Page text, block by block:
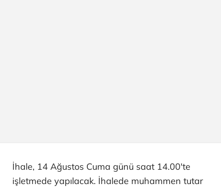
İhale, 14 Ağustos Cuma günü saat 14.00'te
işletmede yapılacak. İhalede muhammen tutar